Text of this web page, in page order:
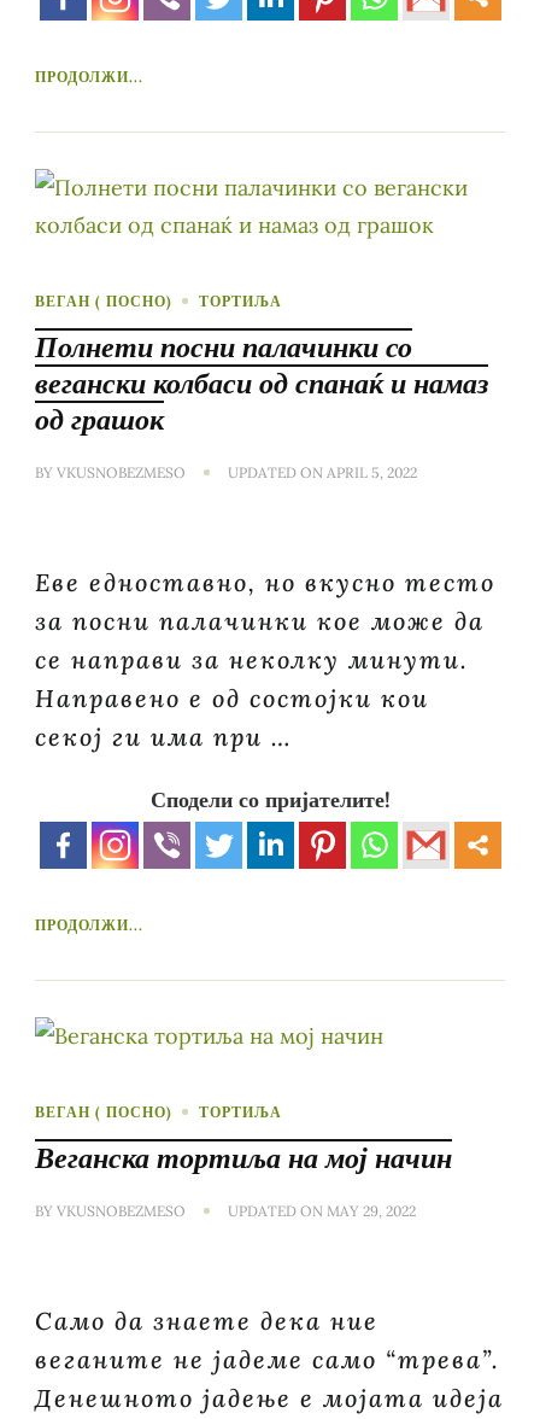
ПРОДОЛЖИ...
ВЕГАН ( ПОСНО) ТОРТИЉА
Полнети посни палачинки со
вегански колбаси од спанаќ и намаз
од грашок
BY VKUSNOBEZMESO UPDATED ON APRIL 5, 2022
Еве едноставно, но вкусно тесто
за посни палачинки кое може да
се направи за неколку минути.
Направено е од состојки кои
секој ги има при …
Сподели со пријателите!
ПРОДОЛЖИ...
ВЕГАН ( ПОСНО) ТОРТИЉА
Веганска тортиља на мој начин
BY VKUSNOBEZMESO UPDATED ON MAY 29, 2022
Само да знаете дека ние
веганите не јадеме само “трева”.
Денешното јадење е мојата идеја